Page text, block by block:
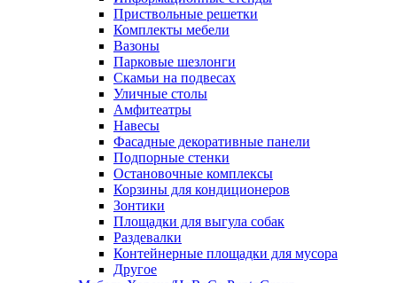
Приствольные решетки
Комплекты мебели
Вазоны
Парковые шезлонги
Скамьи на подвесах
Уличные столы
Амфитеатры
Навесы
Фасадные декоративные панели
Подпорные стенки
Остановочные комплексы
Корзины для кондиционеров
Зонтики
Площадки для выгула собак
Раздевалки
Контейнерные площадки для мусора
Другое